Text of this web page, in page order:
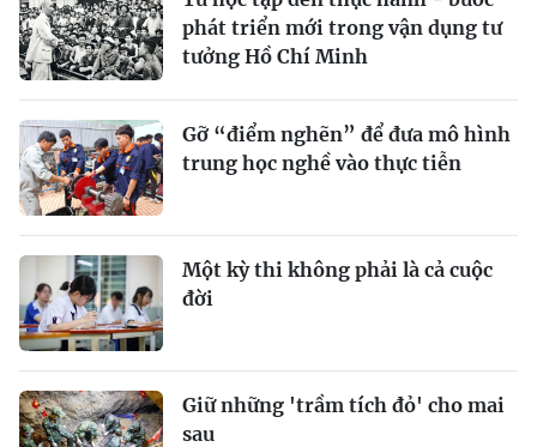
phát triển mới trong vận dụng tư
tưởng Hồ Chí Minh
Gỡ “điểm nghẽn” để đưa mô hình
trung học nghề vào thực tiễn
Một kỳ thi không phải là cả cuộc
đời
Giữ những 'trầm tích đỏ' cho mai
sau